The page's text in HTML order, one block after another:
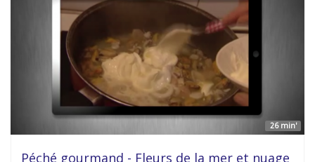
26 min'
Péché gourmand - Fleurs de la mer et nuage